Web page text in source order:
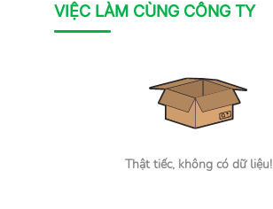
VIỆC LÀM CÙNG CÔNG TY
Thật tiếc, không có dữ liệu!